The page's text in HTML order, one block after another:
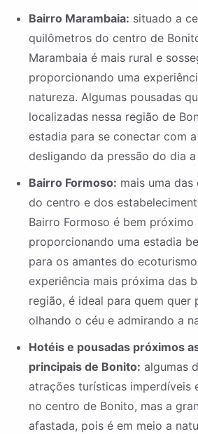
Bairro Marambaia: situado a
quilômetros do centro de
Marambaia é mais rural e
proporcionando uma
natureza. Algumas pousadas
localizadas nessa região de
estadia para se conectar com
desligando da pressão do dia a
Bairro Formoso: mais uma
do centro e dos
Bairro Formoso é bem próximo
proporcionando uma estadia
para os amantes do
experiência mais próxima das
região, é ideal para quem quer
olhando o céu e admirando a
Hotéis e pousadas próximos
principais de Bonito: algumas
atrações turísticas imperdíveis
no centro de Bonito, mas a
afastada, pois é em meio a